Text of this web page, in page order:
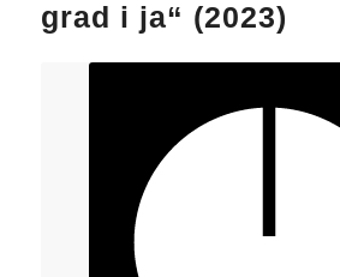
grad i ja“ (2023)